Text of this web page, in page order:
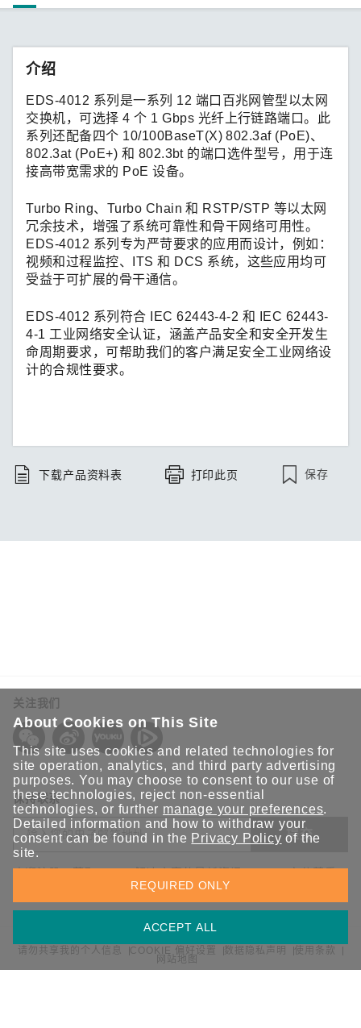
介绍
EDS-4012 系列是一系列 12 端口百兆网管型以太网
交换机，可选择 4 个 1 Gbps 光纤上行链路端口。此
系列还配备四个 10/100BaseT(X) 802.3af (PoE)、
802.3at (PoE+) 和 802.3bt 的端口选件型号，用于连
接高带宽需求的 PoE 设备。
Turbo Ring、Turbo Chain 和 RSTP/STP 等以太网
冗余技术，增强了系统可靠性和骨干网络可用性。
EDS-4012 系列专为严苛要求的应用而设计，例如：
视频和过程监控、ITS 和 DCS 系统，这些应用均可
受益于可扩展的骨干通信。
EDS-4012 系列符合 IEC 62443-4-2 和 IEC 62443-
4-1 工业网络安全认证，涵盖产品安全和安全开发生
命周期要求，可帮助我们的客户满足安全工业网络设
计的合规性要求。
下载产品资料表 打印此页 保存
关注我们
保持联系
提交
欢迎注册，获取 Moxa 解决方案的最新资讯。Moxa 充分尊重
您的隐私，绝不会透露您的邮箱信息。
请勿共享我的个人信息 COOKIE 偏好设置 数据隐私声明 使用条款
网站地图
About Cookies on This Site
This site uses cookies and related technologies for
site operation, analytics, and third party advertising
purposes. You may choose to consent to our use of
these technologies, reject non-essential
technologies, or further manage your preferences.
Detailed information and how to withdraw your
consent can be found in the Privacy Policy of the
site.
ACCEPT ALL
REQUIRED ONLY